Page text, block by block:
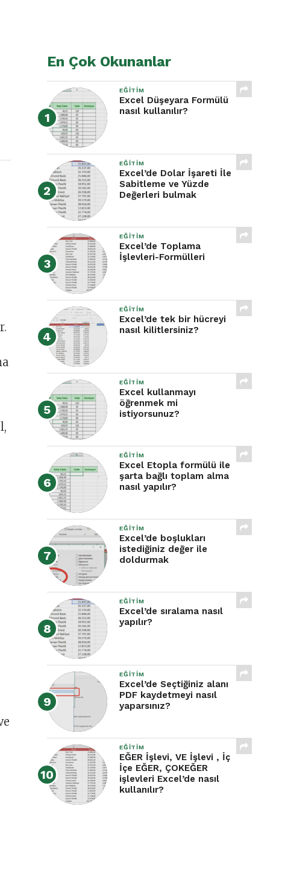
En Çok Okunanlar
EĞITIM
Excel Düşeyara Formülü
nasıl kullanılır?
EĞITIM
Excel’de Dolar İşareti İle
Sabitleme ve Yüzde
Değerleri bulmak
EĞITIM
Excel’de Toplama
İşlevleri-Formülleri
EĞITIM
Excel’de tek bir hücreyi
nasıl kilitlersiniz?
EĞITIM
Excel kullanmayı
öğrenmek mi
istiyorsunuz?
EĞITIM
Excel Etopla formülü ile
şarta bağlı toplam alma
nasıl yapılır?
EĞITIM
Excel’de boşlukları
istediğiniz değer ile
doldurmak
EĞITIM
Excel’de sıralama nasıl
yapılır?
EĞITIM
Excel’de Seçtiğiniz alanı
PDF kaydetmeyi nasıl
yaparsınız?
EĞITIM
EĞER İşlevi, VE İşlevi , İç
İçe EĞER, ÇOKEĞER
işlevleri Excel’de nasıl
kullanılır?